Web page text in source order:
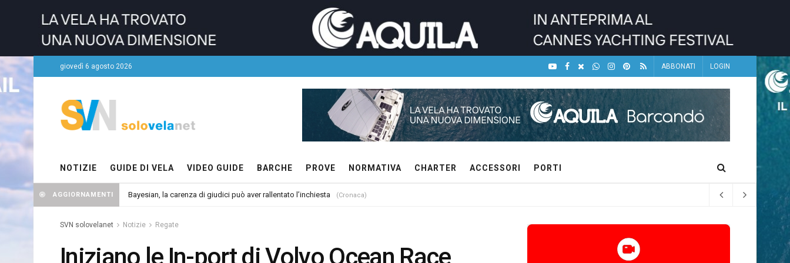
giovedì 6 agosto 2026 ABBONATI LOGIN
NOTIZIE GUIDE DI VELA VIDEO GUIDE BARCHE PROVE NORMATIVA CHARTER ACCESSORI PORTI
AGGIORNAMENTI Bayesian, la carenza di giudici può aver rallentato l’inchiesta (Cronaca)
SVN solovelanet Notizie Regate
Iniziano le In-port di Volvo Ocean Race